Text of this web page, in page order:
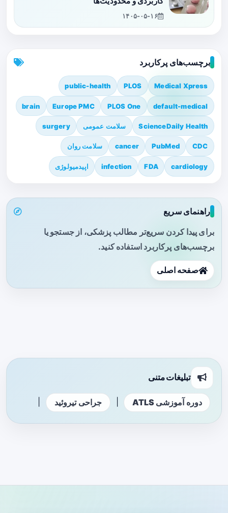
۱۴۰۵-۰۵-۱۶
برچسب‌های پرکاربرد
Medical Xpress
PLOS
public-health
default-medical
PLOS One
Europe PMC
brain
ScienceDaily Health سلامت عمومی surgery
CDC
PubMed
cancer سلامت روان
cardiology
FDA
infection اپیدمیولوژی
راهنمای سریع
برای پیدا کردن سریع‌تر مطالب پزشکی، از جستجو یا
برچسب‌های پرکاربرد استفاده کنید.
صفحه اصلی
تبلیغات متنی
دوره آموزشی ATLS جراحی تیروئید